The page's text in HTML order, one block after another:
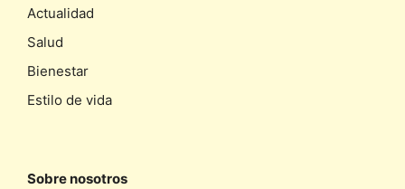
Actualidad
Salud
Bienestar
Estilo de vida
Sobre nosotros